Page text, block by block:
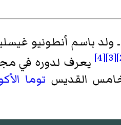
[3]
[4] يعرف لدوره في
القديس توما